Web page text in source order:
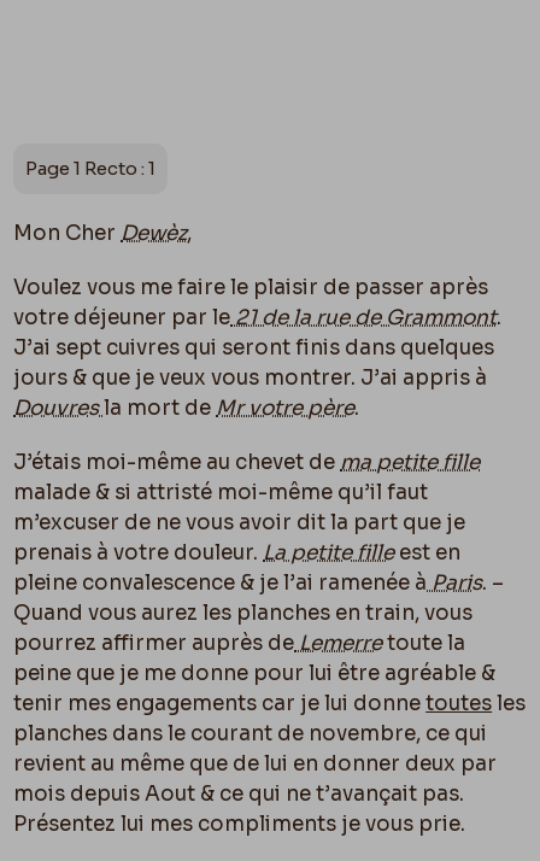
Page 1 Recto : 1
Mon Cher Dewèz,
Voulez vous me faire le plaisir de passer après
votre déjeuner par le 21 de la rue de Grammont.
J’ai sept cuivres qui seront finis dans quelques
jours & que je veux vous montrer. J’ai appris à
Douvresla mort de Mr votre père.
J’étais moi-même au chevet de ma petite fille
malade & si attristé moi-même qu’il faut
m’excuser de ne vous avoir dit la part que je
prenais à votre douleur. La petite filleest en
pleine convalescence & je l’ai ramenée à Paris. –
Quand vous aurez les planches en train, vous
pourrez affirmer auprès de Lemerretoute la
peine que je me donne pour lui être agréable &
tenir mes engagements car je lui donnetoutesles
planches dans le courant de novembre, ce qui
revient au même que de lui en donner deux par
mois depuis Aout & ce qui ne t’avançait pas.
Présentez lui mes compliments je vous prie.